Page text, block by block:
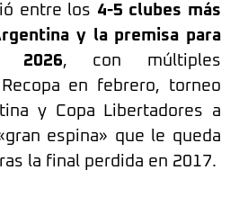
entre los 4-5 clubes más
y la premisa para
2026, con múltiples
en febrero, torneo
y Copa Libertadores a
espina» que le queda
la final perdida en 2017.